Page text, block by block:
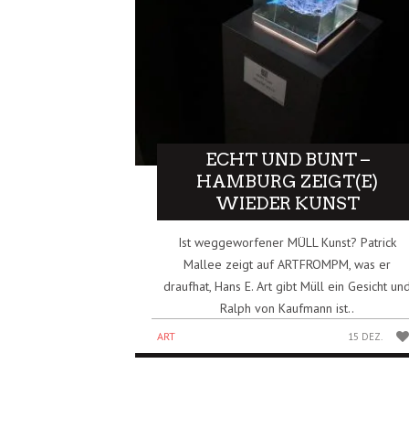
ECHT UND BUNT –
HAMBURG ZEIGT(E)
WIEDER KUNST
Ist weggeworfener MÜLL Kunst? Patrick
Mallee zeigt auf ARTFROMPM, was er
draufhat, Hans E. Art gibt Müll ein Gesicht
Ralph von Kaufmann ist..
ART 15 DEZ.